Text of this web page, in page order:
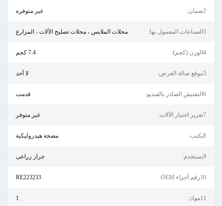
2ضمان: غير متوفره
3الصناعات المعمول بها: محلات الملابس ، محلات تصليح الآلات ، المزارع
4الوزن (كجم): 7.4 كجم
5موقع صالة العرض: لا أحد
6التفتيش الصادر بالفيديو: قدمت
7تقرير اختبار الآلات: غير متوفر
8يكتب: مضخة هيدروليكية
9يستخدم: جرار زراعى
10رقم أجزاء OEM: RE223233
11موك: 1